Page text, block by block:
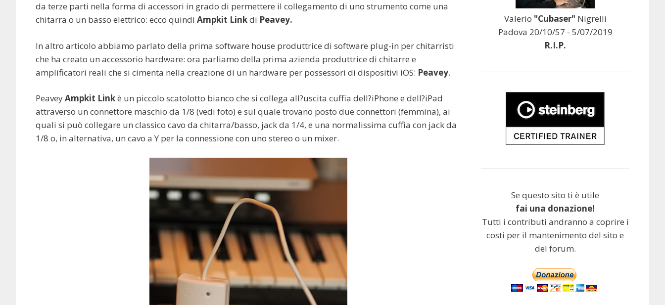
da terze parti nella forma di accessori in grado di permettere il collegamento di uno strumento come una
chitarra o un basso elettrico: ecco quindi Ampkit Linkdi Peavey.
In altro articolo abbiamo parlato della prima software house produttrice di software plug-in per chitarristi
che ha creato un accessorio hardware: ora parliamo della prima azienda produttrice di chitarre e
amplificatori reali che si cimenta nella creazione di un hardware per possessori di dispositivi iOS: Peavey.
PeaveyAmpkit Linkè un piccolo scatolotto bianco che si collega all?uscita cuffia dell?iPhone e dell?iPad
attraverso un connettore maschio da 1/8 (vedi foto) e sul quale trovano posto due connettori (femmina), ai
quali si può collegare un classico cavo da chitarra/basso, jack da 1/4, e una normalissima cuffia con jack da
1/8 o, in alternativa, un cavo a Y per la connessione con uno stereo o un mixer.
Valerio "Cubaser" Nigrelli
Padova 20/10/57 - 5/07/2019
R.I.P.
Se questo sito ti è utile
fai una donazione!
Tutti i contributi andranno a coprire i
costi per il mantenimento del sito e
del forum.